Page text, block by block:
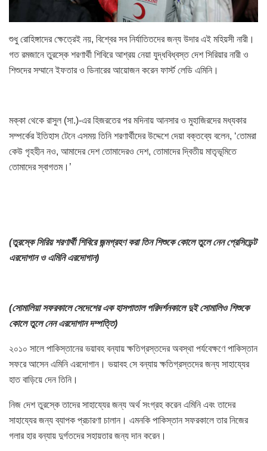
শুধু রোহিঙ্গাদের ক্ষেত্রেই নয়, বিশ্বের সব নির্যাতিতদের জন্য উদার এই মহিয়সী নারী।
গত রমজানে তুরস্কে শরণার্থী শিবিরে আশ্রয় নেয়া যুদ্ধবিধ্বস্ত দেশ সিরিয়ার নারী ও
শিশুদের সম্মানে ইফতার ও ডিনারের আয়োজন করেন ফার্স্ট লেডি এমিনি।
মক্কা থেকে রাসুল (সা.)-এর হিজরতের পর মদিনায় আনসার ও মুহাজিরদের মধ্যকার
সম্পর্কের ইতিহাস টেনে এসময় তিনি শরণার্থীদের উদ্দেশে দেয়া বক্তব্যে বলেন, ‘তোমরা
কেউ গৃহহীন নও, আমাদের দেশ তোমাদেরও দেশ, তোমাদের দ্বিতীয় মাতৃভূমিতে
তোমাদের স্বাগতম।’
(তুরস্কে সিরিয় শরণার্থী শিবিরে জন্মগ্রহণ করা তিন শিশুকে কোলে তুলে নেন প্রেসিডেন্ট
এরদোগান ও এমিনি এরদোগান)
(সোমালিয়া সফরকালে সেদেশের এক হাসপাতাল পরিদর্শনকালে দুই সোমালিও শিশুকে
কোলে তুলে নেন এরদোগান দম্পত্তি)
২০১০ সালে পাকিস্তানের ভয়াবহ বন্যায় ক্ষতিগ্রস্তদের অবস্থা পর্যবেক্ষণে পাকিস্তান
সফরে আসেন এমিনি এরদোগান। ভয়াবহ সে বন্যায় ক্ষতিগ্রস্তদের জন্য সাহায্যের
হাত বাড়িয়ে দেন তিনি।
নিজ দেশ তুরস্কে তাদের সাহায্যের জন্য অর্থ সংগ্রহ করেন এমিনি এবং তাদের
সাহায্যের জন্য ব্যাপক প্রচারণা চালান। এমনকি পাকিস্তান সফরকালে তার নিজের
গলার হার বন্যায় দুর্গতদের সহায়তার জন্য দান করেন।